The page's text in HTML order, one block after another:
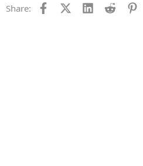
Share: FacebookX (Twitter)
LinkedInReddit